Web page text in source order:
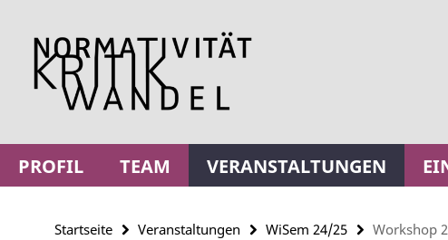
direkt
Inhalt
Service-
Navigation
PROFIL TEAM VERANSTALTUNGEN
Startseite Veranstaltungen WiSem 24/25 Workshop